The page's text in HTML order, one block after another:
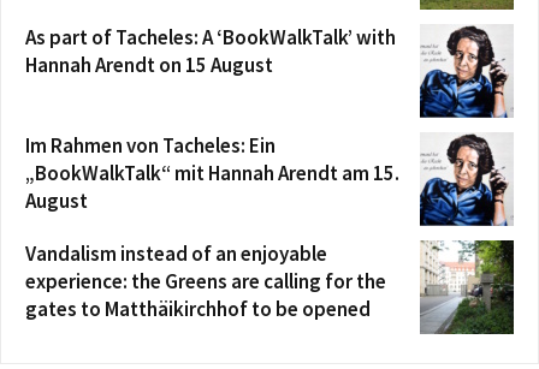
As part of Tacheles: A ‘BookWalkTalk’ with
Hannah Arendt on 15 August
Im Rahmen von Tacheles: Ein
„BookWalkTalk“ mit Hannah Arendt am 15.
August
Vandalism instead of an enjoyable
experience: the Greens are calling for the
gates to Matthäikirchhof to be opened